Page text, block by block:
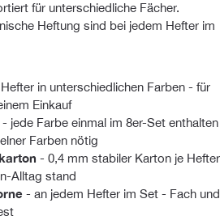
für unterschiedliche Fächer.
Heftung sind bei jedem Hefter im
in unterschiedlichen Farben - für
Einkauf
- jede Farbe einmal im 8er-Set enthalten
Farben nötig
- 0,4 mm stabiler Karton je Hefter
Alltag stand
- an jedem Hefter im Set - Fach und